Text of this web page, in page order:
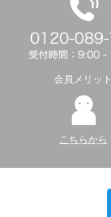
会員メリット
こちらから